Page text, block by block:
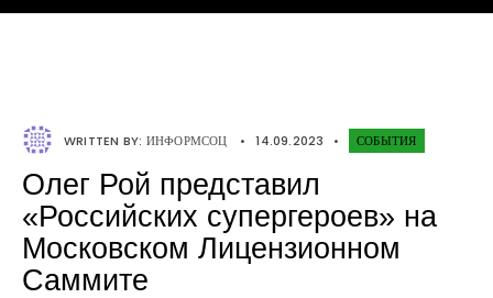
WRITTEN BY: ИНФОРМСОЦ • 14.09.2023 • СОБЫТИЯ
Олег Рой представил
«Российских супергероев» на
Московском Лицензионном
Саммите